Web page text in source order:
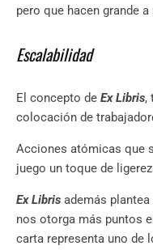
pero que hacen grande
Escalabilidad
El concepto de Ex Libris,
colocación de
Acciones atómicas que
juego un toque de
Ex Libris además
nos otorga más puntos
carta representa uno de